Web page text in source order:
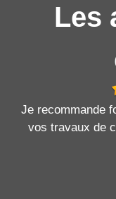
Les
Je recommande
vos travaux de